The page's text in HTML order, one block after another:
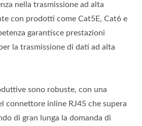
nella trasmissione ad alta
con prodotti come Cat5E, Cat6 e
garantisce prestazioni
la trasmissione di dati ad alta
sono robuste, con una
connettore inline RJ45 che supera
di gran lunga la domanda di